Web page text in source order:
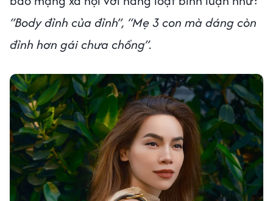
“Body đỉnh của đỉnh”, “Mẹ 3 con mà dáng còn
đỉnh hơn gái chưa chồng”.